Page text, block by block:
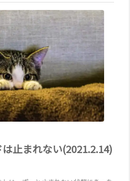
止まれない(2021.2.14)